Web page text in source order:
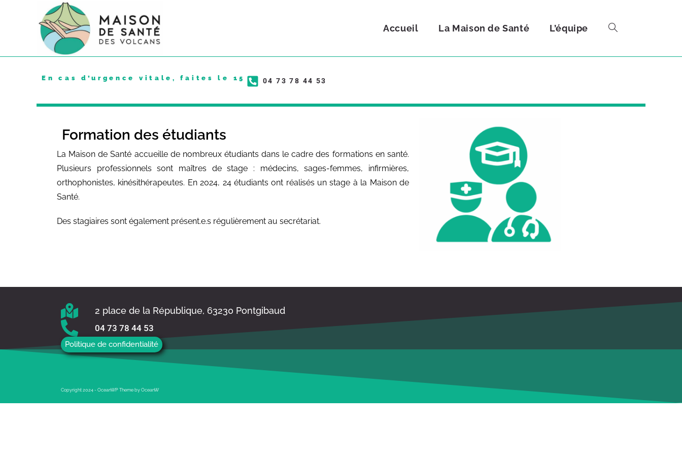
Accueil La Maison de Santé L’équipe
En cas d’urgence vitale, faites le 15 04 73 78 44 53
Formation des étudiants
La Maison de Santé accueille de nombreux étudiants dans le cadre des formations en santé.
Plusieurs professionnels sont maîtres de stage : médecins, sages-femmes, infirmières,
orthophonistes, kinésithérapeutes. En 2024, 24 étudiants ont réalisés un stage à la Maison de
Santé.
Des stagiaires sont également présent.e.s régulièrement au secrétariat.
2 place de la République, 63230 Pontgibaud
04 73 78 44 53
Politique de confidentialité
Copyright 2024 - OceanWP Theme by OceanW